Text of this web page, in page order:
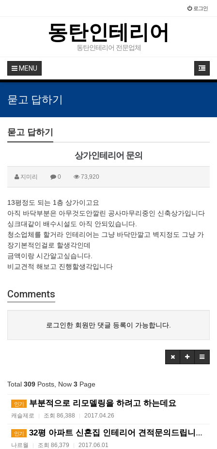
로그인
동탄인테리어
동탄인테리어 전문업체
MENU
묻고 답하기
묻고 답하기
상가인테리어 문의
지미리 0 73,920
13평정도 되는 1층 상가이고요
아직 바닥부분은 아무것도안깔린 공사마무리중인 신축상가입니다
싱크대같이 배수시설도 아직 안되있습니다.
청소업체를 할거라 인테리어는 그냥 바닥만깔고 벽지정도 그냥 가
장기본적인걸로 할생각인데
금액이랑 시간알고싶습니다.
비교견적 해보고 진행할생각입니다
Comments
로그인한 회원만 댓글 등록이 가능합니다.
Total 309 Posts, Now 3 Page
인기 부분적으로 리모델링을 하려고 하는데요
캐슬제로 | 조회 86,388 | 2017.04.26
인기 32평 아파트 신혼집 인테리어 견적문의드립니다.
나르월 | 조회 86,379 | 2017.06.01